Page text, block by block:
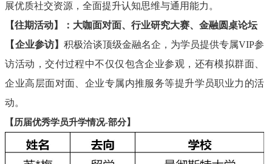
展优质社交资源，全面提升认知思维与通用能力。
【往期活动】：大咖面对面、行业研究大赛、金融圆桌论坛
【企业参访】 积极洽谈顶级金融名企，为学员提供专属VIP参
访活动，交付过程中不仅仅包含企业参观，还有模拟群面、
企业高层面对面、企业专属内推服务等提升学员职业力的活
动。
【历届优秀学员升学情况-部分】